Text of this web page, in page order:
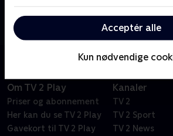
Acceptér alle
Kun nødvendige
Få svar på nogle af de oftest
forbindelse med folketingsvalget
Om TV 2 Play
Priser og abonnement
Her kan du se TV 2 Play
Gavekort til TV 2 Play
Kanaler
TV 2
TV 2 Sport
TV 2 News